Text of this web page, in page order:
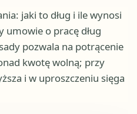
jaki to dług i ile wynosi
o pracę dług
pozwala na potrącenie
kwotę wolną; przy
i w uproszczeniu sięga